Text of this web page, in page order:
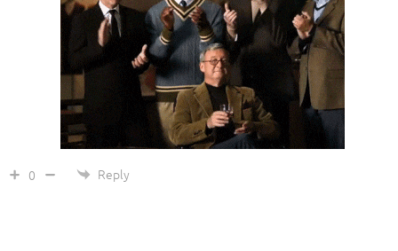
0 Reply